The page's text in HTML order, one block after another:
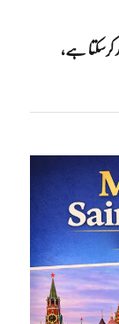
ہے،